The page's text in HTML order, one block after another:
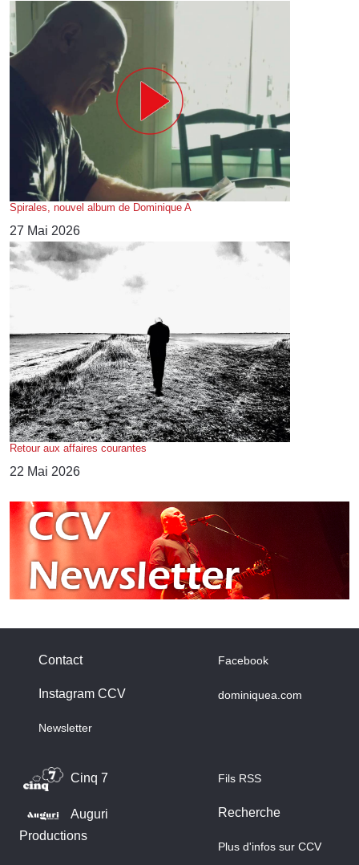
Spirales, nouvel album de Dominique A
27 Mai 2026
Retour aux affaires courantes
22 Mai 2026
Contact
Instagram CCV
Newsletter
Facebook
dominiquea.com
Cinq 7
Auguri
Productions
Fils RSS
Recherche
Plus d'infos sur CCV